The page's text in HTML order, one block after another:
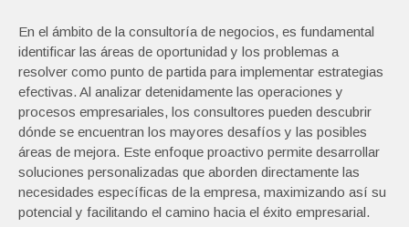
En el ámbito de la consultoría de negocios, es fundamental
identificar las áreas de oportunidad y los problemas a
resolver como punto de partida para implementar estrategias
efectivas. Al analizar detenidamente las operaciones y
procesos empresariales, los consultores pueden descubrir
dónde se encuentran los mayores desafíos y las posibles
áreas de mejora. Este enfoque proactivo permite desarrollar
soluciones personalizadas que aborden directamente las
necesidades específicas de la empresa, maximizando así su
potencial y facilitando el camino hacia el éxito empresarial.